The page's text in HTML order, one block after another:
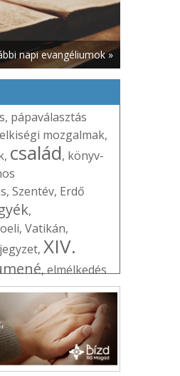
napi evangéliumok »
, pápaválasztás
mozgalmak,
, család, könyv-
, Szentév, Erdő
,
, Vatikán,
, XIV.
,elmélkedés